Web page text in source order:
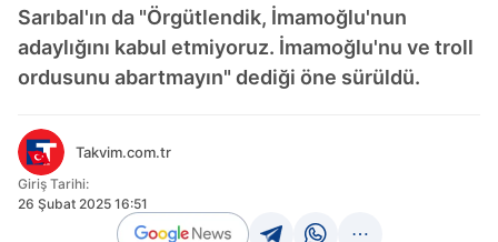
Sarıbal'ın da "Örgütlendik, İmamoğlu'nun
adaylığını kabul etmiyoruz. İmamoğlu'nu ve troll
ordusunu abartmayın" dediği öne sürüldü.
Takvim.com.tr
Giriş Tarihi:
26 Şubat 2025 16:51